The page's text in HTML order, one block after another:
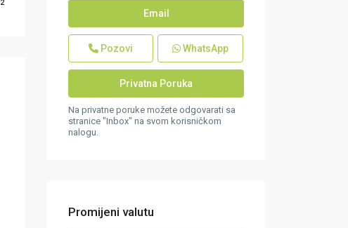
2
Pozovi WhatsApp
Na privatne poruke možete odgovarati sa
stranice "Inbox" na svom korisničkom
nalogu.
Promijeni valutu